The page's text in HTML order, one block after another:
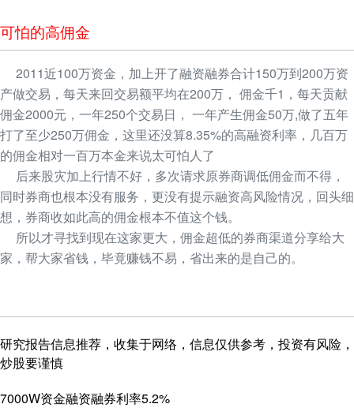
可怕的高佣金
2011近100万资金，加上开了融资融券合计150万到200万资
产做交易，每天来回交易额平均在200万， 佣金千1，每天贡献
佣金2000元，一年250个交易日， 一年产生佣金50万,做了五年
打了至少250万佣金，这里还没算8.35%的高融资利率，几百万
的佣金相对一百万本金来说太可怕人了
后来股灾加上行情不好，多次请求原券商调低佣金而不得，
同时券商也根本没有服务，更没有提示融资高风险情况，回头细
想，券商收如此高的佣金根本不值这个钱。
所以才寻找到现在这家更大，佣金超低的券商渠道分享给大
家，帮大家省钱，毕竟赚钱不易，省出来的是自己的。
研究报告信息推荐，收集于网络，信息仅供参考，投资有风险，
炒股要谨慎
7000W资金融资融券利率5.2%